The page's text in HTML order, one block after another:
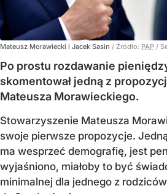
Mateusz Morawiecki i Jacek Sasin / Źródło: PAP /
Po prostu rozdawanie
skomentował jedną z
Mateusza Morawieckiego.
Stowarzyszenie Mateusza
swoje pierwsze propozycje.
ma wesprzeć demografię, jest
wyjaśniono, miałoby to być
minimalnej dla jednego z